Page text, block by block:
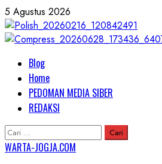
Skip
to
content
5 Agustus 2026
Primary
Menu
Blog
Home
PEDOMAN MEDIA SIBER
REDAKSI
Cari
untuk:
WARTA-JOGJA.COM